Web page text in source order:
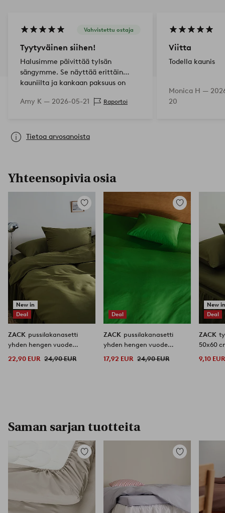
Vahvistettu ostaja
Tyytyväinen siihen!
Halusimme päivittää tylsän
sängymme. Se näyttää erittäin
kauniilta ja kankaan paksuus on
siihen.
Amy K — 2026-05-21 Raportoi
Viitta
Todella kaunis
Monica H —
20
Tietoa arvosanoista
Yhteensopivia osia
New in
Deal
Lisää
suosikkeihin
ZACK pussilakanasetti
yhden hengen vuode
22,90 EUR 24,90 EUR
Deal
Lisää
suosikkeihin
ZACK pussilakanasetti
yhden hengen vuode
17,92 EUR 24,90 EUR
New
Deal
ZACK
50x60
9,10 EUR
Saman sarjan tuotteita
Lisää
suosikkeihin
Lisää